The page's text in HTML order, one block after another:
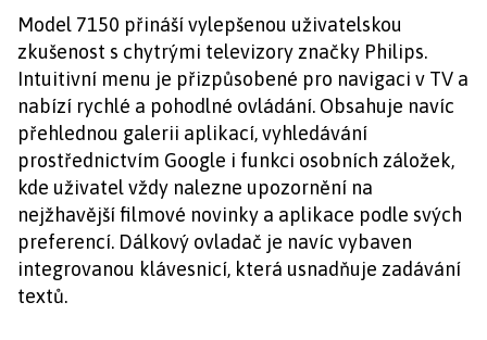
Model 7150 přináší vylepšenou uživatelskou
zkušenost s chytrými televizory značky Philips.
Intuitivní menu je přizpůsobené pro navigaci v TV a
nabízí rychlé a pohodlné ovládání. Obsahuje navíc
přehlednou galerii aplikací, vyhledávání
prostřednictvím Google i funkci osobních záložek,
kde uživatel vždy nalezne upozornění na
nejžhavější filmové novinky a aplikace podle svých
preferencí. Dálkový ovladač je navíc vybaven
integrovanou klávesnicí, která usnadňuje zadávání
textů.